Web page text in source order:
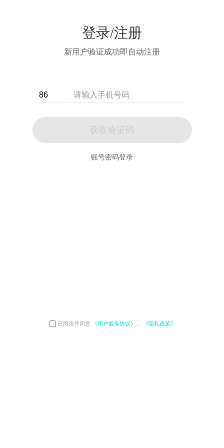
登录/注册
新用户验证成功即自动注册
获取验证码
账号密码登录
已阅读并同意 《用户服务协议》 《隐私政策》